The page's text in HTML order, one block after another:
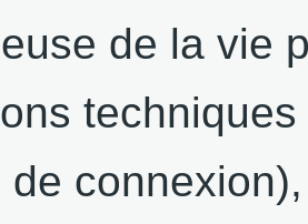
de la vie
de